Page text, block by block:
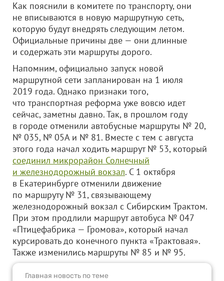
Как пояснили в комитете по транспорту, они
не вписываются в новую маршрутную сеть,
которую будут внедрять следующим летом.
Официальные причины две — они длинные
и содержать эти маршруты дорого.
Напомним, официально запуск новой
маршрутной сети запланирован на 1 июля
2019 года. Однако признаки того,
что транспортная реформа уже вовсю идет
сейчас, заметны давно. Так, в прошлом году
в городе отменили автобусные маршруты № 20,
№ 035, № 05А и № 81. Вместе с тем с августа
этого года начал ходить маршрут № 53, который
соединил микрорайон Солнечный
и железнодорожный вокзал. С 1 октября
в Екатеринбурге отменили движение
по маршруту № 31, связывающему
железнодорожный вокзал с Сибирским Трактом.
При этом продлили маршрут автобуса № 047
«Птицефабрика — Громова», который начал
курсировать до конечного пункта «Трактовая».
Также изменились маршруты № 85 и № 95.
Главная новость по теме